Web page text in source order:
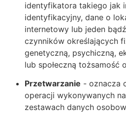
identyfikatora takiego jak
identyfikacyjny, dane o
internetowy lub jeden
czynników określających
genetyczną, psychiczną,
lub społeczną tożsamość
Przetwarzanie - oznacza
operacji wykonywanych
zestawach danych